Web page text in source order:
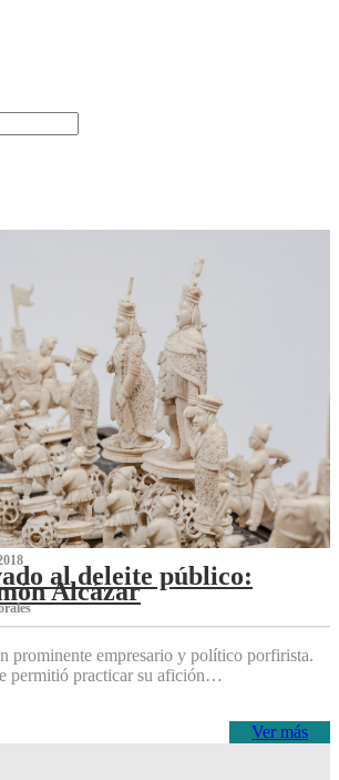
al deleite público:
Alcázar
prominente empresario y político porfirista.
permitió practicar su afición…
Ver más